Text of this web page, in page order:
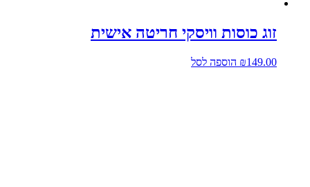
זוג כוסות וויסקי חריטה אישית
₪149.00 הוספה לסל